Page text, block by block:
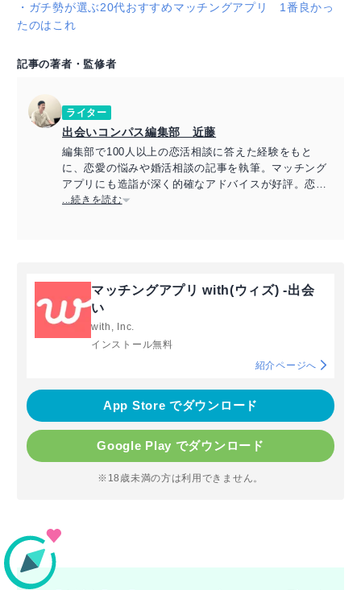
・ ガチ勢が選ぶ20代おすすめマッチングアプリ 1番良かっ
たのはこれ
記事の著者・監修者
ライター
出会いコンパス編集部 近藤
編集部で100人以上の恋活相談に答えた経験をもと
に、恋愛の悩みや婚活相談の記事を執筆。マッチング
アプリにも造詣が深く的確なアドバイスが好評。恋愛
アドバイザーの資格保持。
...続きを読む
マッチングアプリ with(ウィズ) -出会
い
with, Inc.
インストール無料
紹介ページへ
App Store でダウンロード
Google Play でダウンロード
※18歳未満の方は利用できません。